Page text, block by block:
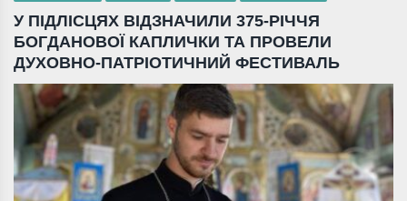
У ПІДЛІСЦЯХ ВІДЗНАЧИЛИ 375-РІЧЧЯ
БОГДАНОВОЇ КАПЛИЧКИ ТА ПРОВЕЛИ
ДУХОВНО-ПАТРІОТИЧНИЙ ФЕСТИВАЛЬ